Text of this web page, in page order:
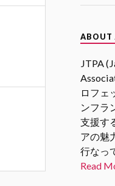
ABOUT
JTPA
ロフェ
ンフラ
支援す
アの魅
行なっ
Read